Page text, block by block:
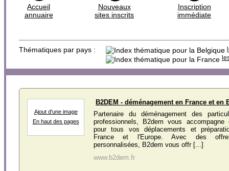
Accueil
annuaire
Nouveaux
sites inscrits
Inscription
immédiate
Thématiques par pays :
Ajout d'une image
En haut des pages
B2DEM - déménagement en France et en
Partenaire du déménagement des
professionnels, B2dem vous
pour tous vos déplacements et
France et l'Europe. Avec des
personnalisées, B2dem vous offr [...]
www.b2dem.fr